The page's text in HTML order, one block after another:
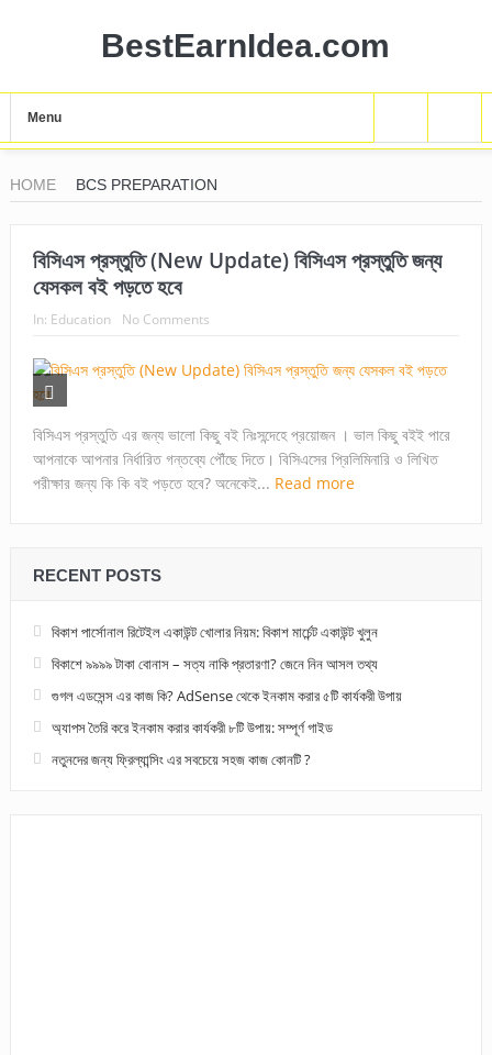
BestEarnIdea.com
Menu
HOME BCS PREPARATION
বিসিএস প্রস্তুতি (New Update) বিসিএস প্রস্তুতি জন্য
যেসকল বই পড়তে হবে
In: Education No Comments
বিসিএস প্রস্তুতি এর জন্য ভালো কিছু বই নিঃসন্দেহে প্রয়োজন । ভাল কিছু বইই পারে
আপনাকে আপনার নির্ধারিত গন্তব্যে পৌঁছে দিতে। বিসিএসের প্রিলিমিনারি ও লিখিত
পরীক্ষার জন্য কি কি বই পড়তে হবে? অনেকেই... Read more
RECENT POSTS
বিকাশ পার্সোনাল রিটেইল একাউন্ট খোলার নিয়ম: বিকাশ মার্চেন্ট একাউন্ট খুলুন
বিকাশে ৯৯৯৯ টাকা বোনাস – সত্য নাকি প্রতারণা? জেনে নিন আসল তথ্য
গুগল এডসেন্স এর কাজ কি? AdSense থেকে ইনকাম করার ৫টি কার্যকরী উপায়
অ্যাপস তৈরি করে ইনকাম করার কার্যকরী ৮টি উপায়: সম্পূর্ণ গাইড
নতুনদের জন্য ফ্রিল্যান্সিং এর সবচেয়ে সহজ কাজ কোনটি ?